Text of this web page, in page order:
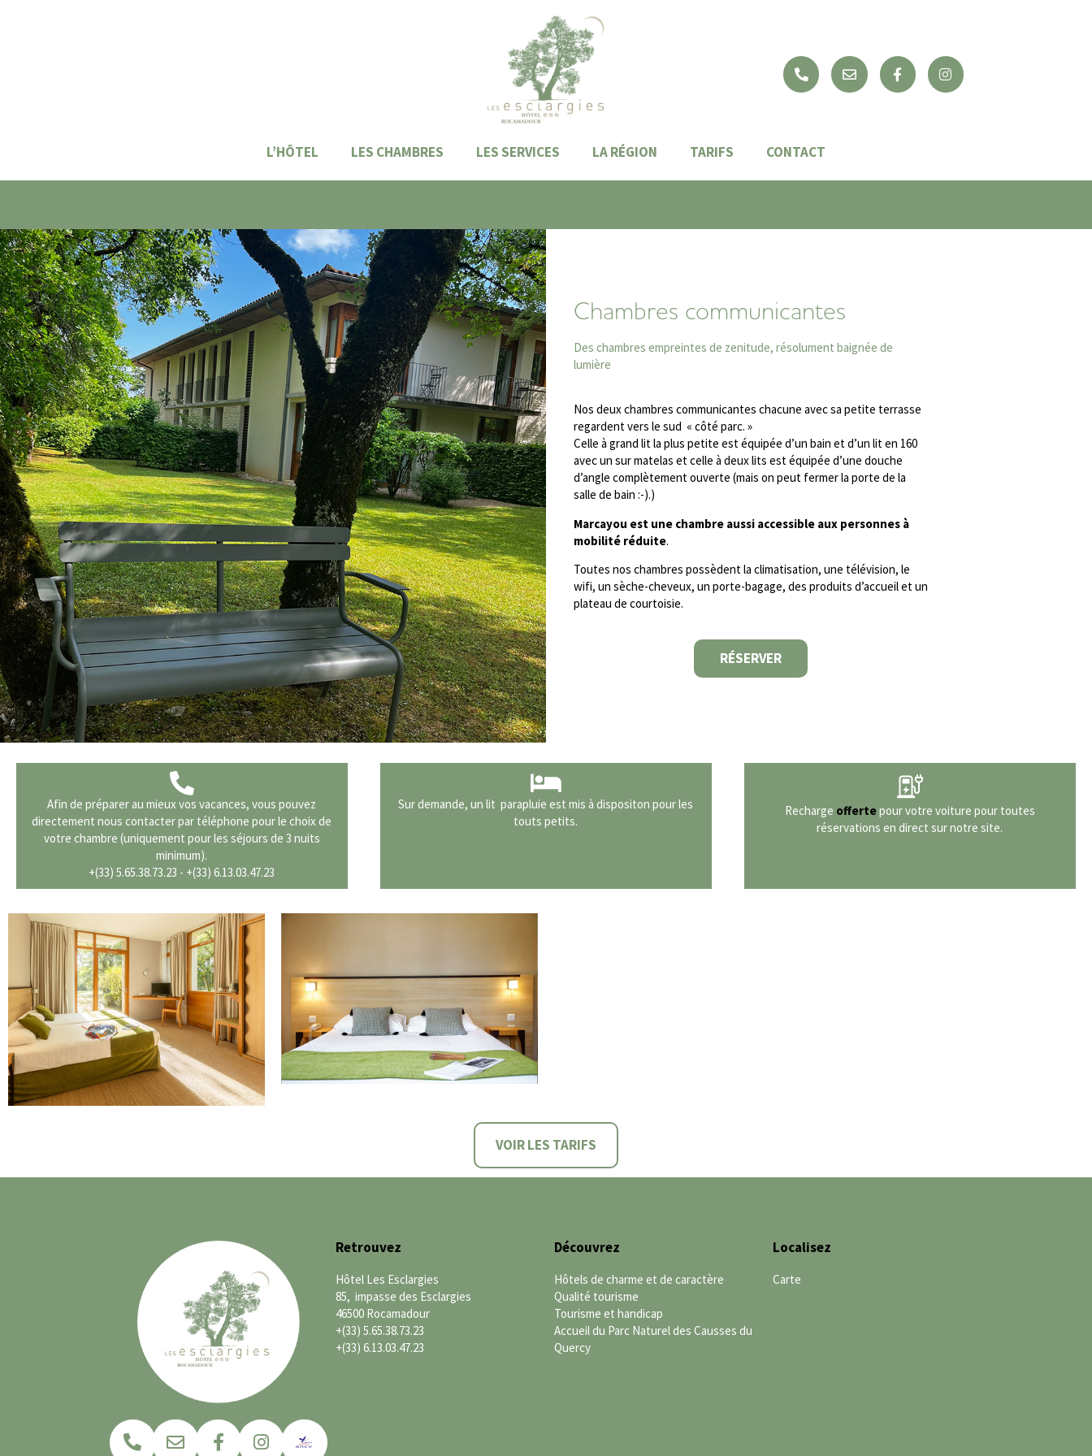
L’HÔTEL LES CHAMBRES LES SERVICES LA RÉGION TARIFS CONTACT
Chambres communicantes
Des chambres empreintes de zenitude, résolument baignée de
lumière
Nos deux chambres communicantes chacune avec sa petite terrasse
regardent vers le sud « côté parc. »
Celle à grand lit la plus petite est équipée d’un bain et d’un lit en 160
avec un sur matelas et celle à deux lits est équipée d’une douche
d’angle complètement ouverte (mais on peut fermer la porte de la
salle de bain :-).)
Marcayou est une chambre aussi accessible aux personnes à
mobilité réduite.
Toutes nos chambres possèdent la climatisation, une télévision, le
wifi, un sèche-cheveux, un porte-bagage, des produits d’accueil et un
plateau de courtoisie.
RÉSERVER
Afin de préparer au mieux vos vacances, vous pouvez
directement nous contacter par téléphone pour le choix de
votre chambre (uniquement pour les séjours de 3 nuits
minimum).
+(33) 5.65.38.73.23 - +(33) 6.13.03.47.23
Sur demande, un lit parapluie est mis à dispositon pour les
touts petits.
Recharge offertepour votre voiture pour toutes
réservations en direct sur notre site.
VOIR LES TARIFS
Retrouvez
Hôtel Les Esclargies
85, impasse des Esclargies
46500 Rocamadour
+(33) 5.65.38.73.23
+(33) 6.13.03.47.23
Découvrez
Hôtels de charme et de caractère
Qualité tourisme
Tourisme et handicap
Accueil du Parc Naturel des Causses du
Quercy
Localisez
Carte